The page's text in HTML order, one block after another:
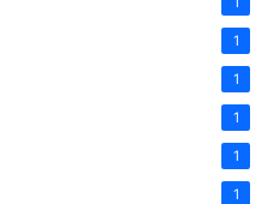
1
1
1
1
1